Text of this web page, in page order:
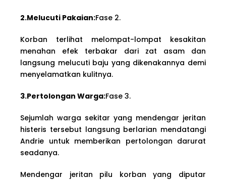
2.Melucuti Pakaian:Fase 2.
Korban terlihat melompat-lompat kesakitan
menahan efek terbakar dari zat asam dan
langsung melucuti baju yang dikenakannya demi
menyelamatkan kulitnya.
3.Pertolongan Warga:Fase 3.
Sejumlah warga sekitar yang mendengar jeritan
histeris tersebut langsung berlarian mendatangi
Andrie untuk memberikan pertolongan darurat
seadanya.
Mendengar jeritan pilu korban yang diputar